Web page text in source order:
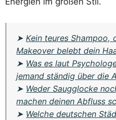
➤Kein teures Shampoo,
Makeover belebt dein
➤ Was es laut
jemand ständig über die
➤ Weder Saugglocke
machen deinen Abfluss
➤ Welche deutschen